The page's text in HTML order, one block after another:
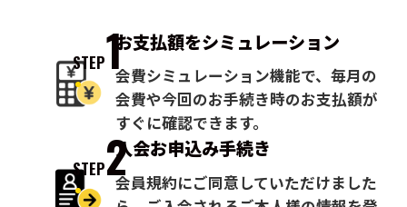
STEP1お支払額をシミュレーション
会費シミュレーション機能で、毎月の
会費や今回のお手続き時のお支払額が
すぐに確認できます。
STEP2入会お申込み手続き
会員規約にご同意していただけました